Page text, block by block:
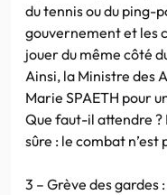
du tennis ou du ping-
gouvernement et les
jouer du même côté
Ainsi, la Ministre des
Marie SPAETH pour
Que faut-il attendre ?
sûre : le combat
3 – Grève des gardes